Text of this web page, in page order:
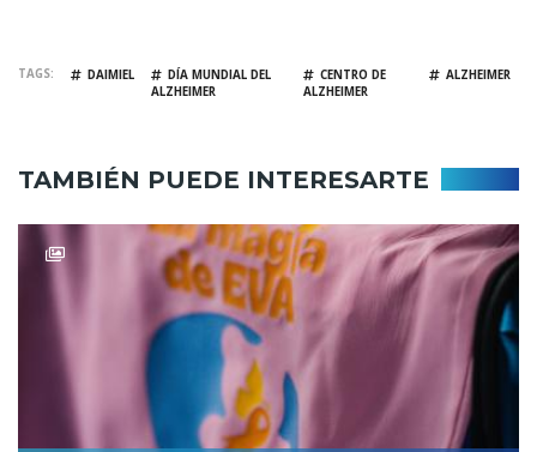
TAGS DAIMIEL
DÍA MUNDIAL DEL
ALZHEIMER
CENTRO DE
ALZHEIMER
ALZHEIMER
TAMBIÉN PUEDE INTERESARTE